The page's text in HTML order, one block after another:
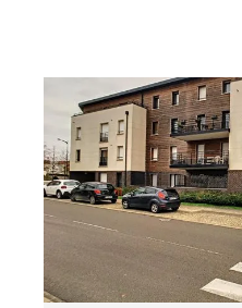
COMPIEGNE 60
67,21 m2 , 3 pièces
Ref : 18233
Appartement F3
890 €
par mois charges
Visiter le site dédié